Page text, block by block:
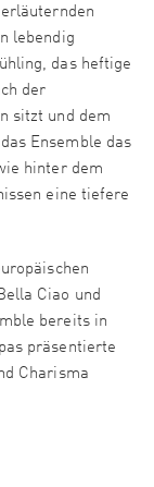
lebendig
das heftige
der
sitzt und dem
Ensemble das
hinter dem
eine tiefere
Ciao und
bereits in
präsentierte
Charisma